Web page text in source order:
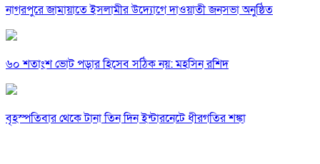
নাগরপুরে জামায়াতে ইসলামীর উদ্যোগে দাওয়াতী জনসভা অনুষ্ঠিত
৬০ শতাংশ ভোট পড়ার হিসেব সঠিক নয়: মহসিন রশিদ
বৃহস্পতিবার থেকে টানা তিন দিন ইন্টারনেটে ধীরগতির শঙ্কা